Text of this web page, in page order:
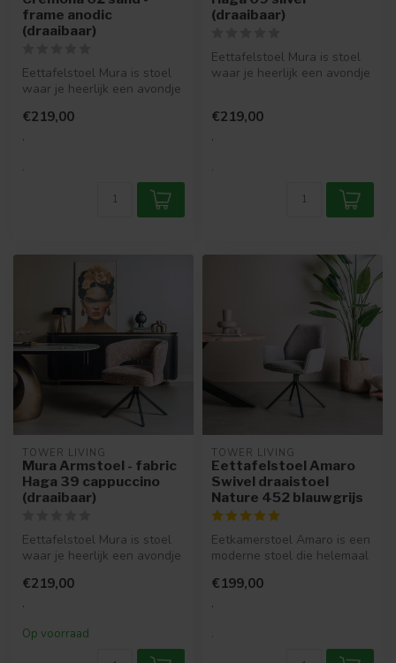
frame anodic
(draaibaar)
Eettafelstoel Mura is stoel
waar je heerlijk een avondje
€219,00
.
.
(draaibaar)
Eettafelstoel Mura is stoel
waar je heerlijk een avondje
€219,00
.
.
TOWER LIVING
Mura Armstoel - fabric
Haga 39 cappuccino
(draaibaar)
Eettafelstoel Mura is stoel
waar je heerlijk een avondje
€219,00
.
Op voorraad
TOWER LIVING
Eettafelstoel Amaro
Swivel draaistoel
Nature 452 blauwgrijs
Eetkamerstoel Amaro is een
moderne stoel die helemaal
€199,00
.
.